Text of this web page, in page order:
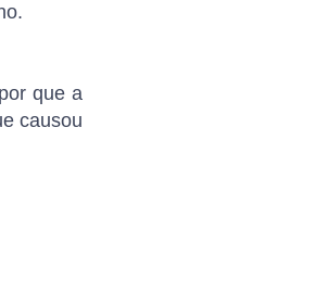
que a
causou